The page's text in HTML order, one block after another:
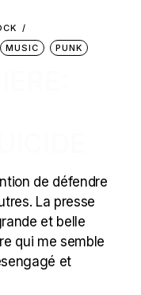
MUSIC PUNK
de défendre
La presse
et belle
qui me semble
et